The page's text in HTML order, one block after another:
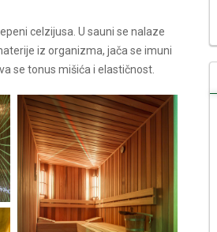
celzijusa. U sauni se nalaze
iz organizma, jača se imuni
se tonus mišića i elastičnost.